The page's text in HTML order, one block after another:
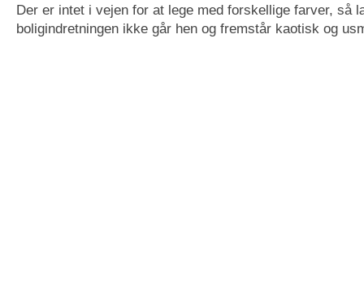
Der er intet i vejen for at lege med forskellige farver, så
boligindretningen ikke går hen og fremstår kaotisk og